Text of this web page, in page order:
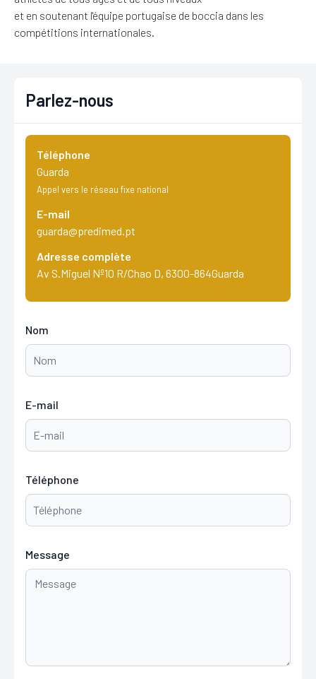
et en soutenant l'équipe portugaise de boccia dans les
compétitions internationales.
Parlez-nous
Téléphone
Guarda
Appel vers le réseau fixe national
E-mail
guarda@predimed.pt
Adresse complète
Av S.Miguel Nº10 R/Chao D, 6300-864Guarda
Nom
E-mail
Téléphone
Message